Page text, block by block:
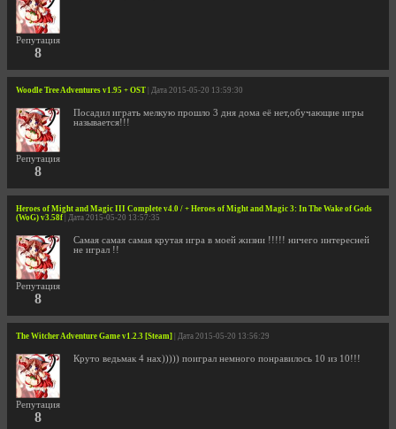
Репутация
8
Woodle Tree Adventures v1.95 + OST | Дата 2015-05-20 13:59:30
Репутация
8
Посадил играть мелкую прошло 3 дня дома её нет,обучающие игры
называется!!!
Heroes of Might and Magic III Complete v4.0 / + Heroes of Might and Magic 3: In The Wake of Gods
(WoG) v3.58f | Дата 2015-05-20 13:57:35
Репутация
8
Самая самая самая крутая игра в моей жизни !!!!! ничего интересней
не играл !!
The Witcher Adventure Game v1.2.3 [Steam] | Дата 2015-05-20 13:56:29
Репутация
8
Круто ведьмак 4 нах))))) поиграл немного понравилось 10 из 10!!!